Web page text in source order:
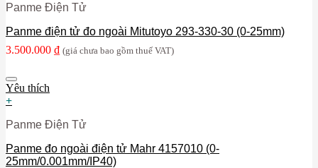
Panme Điện Tử
Panme điện tử đo ngoài Mitutoyo 293-330-30 (0-25mm)
3.500.000 ₫ (giá chưa bao gồm thuế VAT)
Yêu thích
+
Panme Điện Tử
Panme đo ngoài điện tử Mahr 4157010 (0-
25mm/0.001mm/IP40)